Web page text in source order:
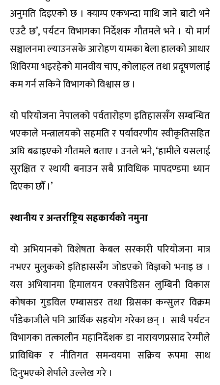
अनुमति दिइएको छ । क्याम्प एकभन्दा माथि जाने बाटो भने
एउटै छ’, पर्यटन विभागका निर्देशक गौतमले भने । यो मार्ग
सञ्चालनमा ल्याउनसके आरोहण यामका बेला हालको आधार
शिविरमा भइरहेको मानवीय चाप, कोलाहल तथा प्रदूषणलाई
कम गर्न सकिने विभागको विश्वास छ ।
यो परियोजना नेपालको पर्वतारोहण इतिहाससँग सम्बन्धित
भएकाले मन्त्रालयको सहमति र पर्यावरणीय स्वीकृतिसहित
अघि बढाइएको गौतमले बताए । उनले भने, ‘हामीले यसलाई
सुरक्षित र स्थायी बनाउन सबै प्राविधिक मापदण्डमा ध्यान
दिएका छौँ ।’
स्थानीय र अन्तर्राष्ट्रिय सहकार्यको नमुना
यो अभियानको विशेषता केबल सरकारी परियोजना मात्र
नभएर मुलुकको इतिहाससँग जोडएको विज्ञको भनाइ छ ।
यस अभियानमा हिमालयन एक्सपेडिसन लुम्बिनी विकास
कोषका गुडविल एम्बासडर तथा ग्रिसका कन्सुलर विक्रम
पाँडेकाजीले पनि आर्थिक सहयोग गरेका छन् । साथै पर्यटन
विभागका तत्कालीन महानिर्देशक डा नारायणप्रसाद रेग्मीले
प्राविधिक र नीतिगत समन्वयमा सक्रिय रूपमा साथ
दिनुभएको शेर्पाले उल्लेख गरे ।